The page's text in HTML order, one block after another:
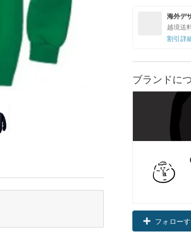
海外デ
越境送
割引詳
ブランドに
フォロー